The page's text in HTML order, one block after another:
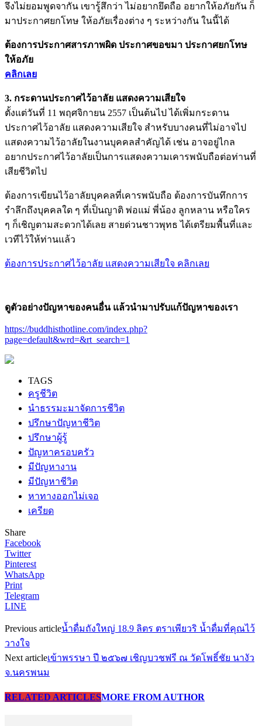
จึงไม่ยอมพูดจากัน เขารู้สึกว่า ไม่อยากยึดถือ อยากให้อภัยกัน ก็
มาประกาศยกโทษ ให้อภัยเรื่องต่าง ๆ ระหว่างกัน ในนี้ได้
ต้องการประกาศสารภาพผิด ประกาศขอขมา ประกาศยกโทษ
ให้อภัย
คลิกเลย
3. กระดานประกาศไว้อาลัย แสดงความเสียใจ
ตั้งแต่วันที่ 11 พฤศจิกายน 2557 เป็นต้นไป ได้เพิ่มกระดาน
ประกาศไว้อาลัย แสดงความเสียใจ สำหรับบางคนที่ไม่อาจไป
แสดงความไว้อาลัยในงานบุคคลสำคัญได้ เช่น อาจอยู่ไกล
อยากประกาศไว้อาลัยเป็นการแสดงความเคารพนับถือต่อท่านที่
เสียชีวิตไป
ต้องการเขียนไว้อาลัยบุคคลที่เคารพนับถือ ต้องการบันทึกการ
รำลึกถึงบุคคลใด ๆ ที่เป็นญาติ พ่อแม่ พี่น้อง ลูกหลาน หรือใคร
ๆ ก็เชิญตามสะดวกได้เลย สายด่วนชาวพุทธ ได้เตรียมพื้นที่และ
เวทีไว้ให้ท่านแล้ว
ต้องการประกาศไว้อาลัย แสดงความเสียใจ คลิกเลย
ดูตัวอย่างปัญหาของคนอื่น แล้วนำมาปรับแก้ปัญหาของเรา
https://buddhisthotline.com/index.php?
page=default&wrd=&rt_search=1
TAGS
ครูชีวิต
นำธรรมะมาจัดการชีวิต
ปรึกษาปัญหาชีวิต
ปรึกษาผู้รู้
ปัญหาครอบครัว
มีปัญหางาน
มีปัญหาชีวิต
หาทางออกไม่เจอ
เครียด
Share
Facebook
Twitter
Pinterest
WhatsApp
Print
Telegram
LINE
Previous articleน้ำดื่มถังใหญ่ 18.9 ลิตร ตราเพียวริ น้ำดื่มที่คุณไว้
วางใจ
Next articleเข้าพรรษา ปี ๒๕๖๗ เชิญบวชฟรี ณ วัดโพธิ์ชัย นางัว
จ.นครพนม
RELATED ARTICLESMORE FROM AUTHOR